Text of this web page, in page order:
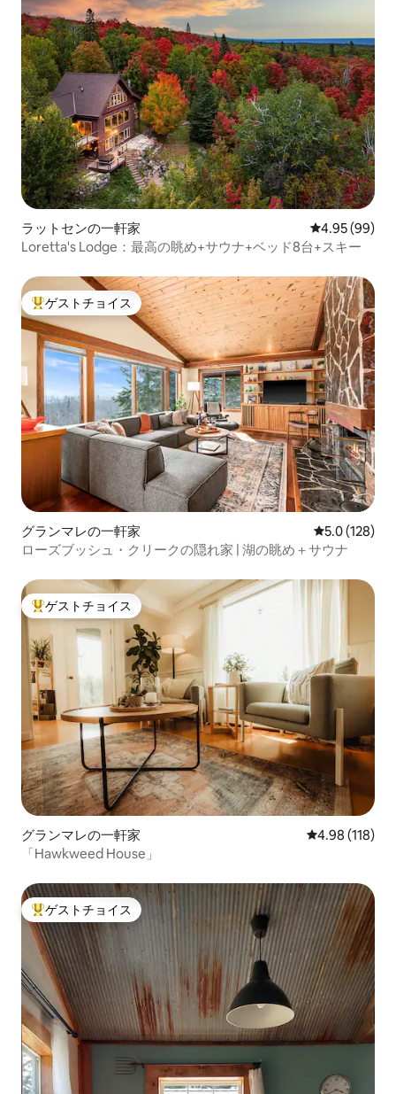
ラットセンの一軒家 レビュー99
4.95 (99)
Loretta's Lodge：最高の眺め+サウナ+ベッド8台+スキー
大好評のゲストチョイスです。
ゲストチョイス
グランマレの一軒家 レビュー128
5.0 (128)
ローズブッシュ・クリークの隠れ家 | 湖の眺め＋サウナ
大好評のゲストチョイスです。
ゲストチョイス
グランマレの一軒家 レビュー118
4.98 (118)
「Hawkweed House」
大好評のゲストチョイスです。
ゲストチョイス